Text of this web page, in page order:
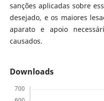
sanções aplicadas sobre
desejado, e os maiores
aparato e apoio
causados.
Downloads